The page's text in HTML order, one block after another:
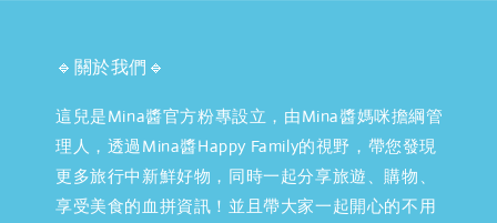
🔹關於我們🔹
這兒是Mina醬官方粉專設立，由Mina醬媽咪擔綱管
理人，透過Mina醬Happy Family的視野，帶您發現
更多旅行中新鮮好物，同時一起分享旅遊、購物、
享受美食的血拼資訊！並且帶大家一起開心的不用